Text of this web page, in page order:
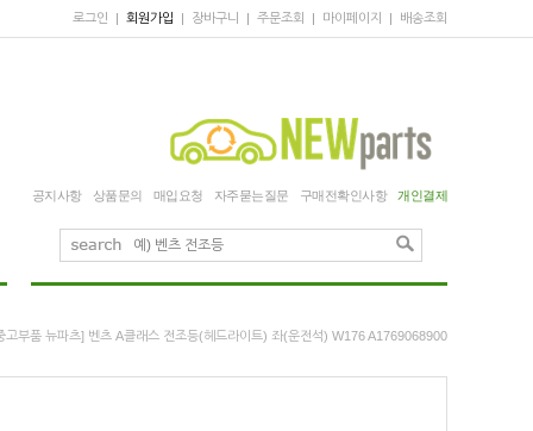
로그인 | 회원가입 | 장바구니 | 주문조회 | 마이페이지 | 배송조회
공지사항
상품문의 매입요청 자주묻는질문 구매전확인사항 개인결제
고부품 뉴파츠] 벤츠 A클래스 전조등(헤드라이트) 좌(운전석) W176 A1769068900